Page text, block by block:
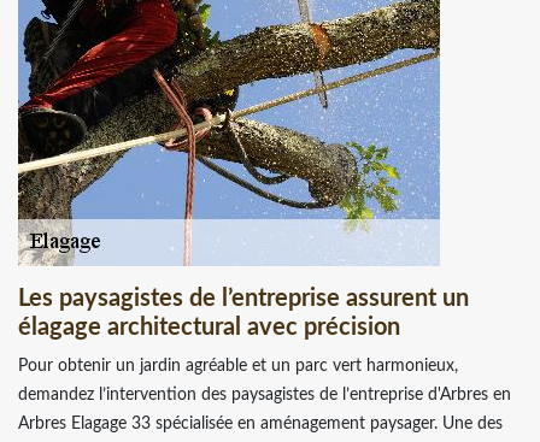
Les paysagistes de l’entreprise assurent un
élagage architectural avec précision
Pour obtenir un jardin agréable et un parc vert harmonieux,
demandez l’intervention des paysagistes de l’entreprise d'Arbres en
Arbres Elagage 33 spécialisée en aménagement paysager. Une des